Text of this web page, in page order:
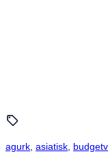
agurk asiatisk